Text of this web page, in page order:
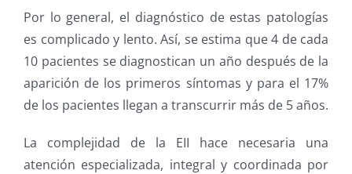
Por lo general, el diagnóstico de estas patologías
es complicado y lento. Así, se estima que 4 de cada
10 pacientes se diagnostican un año después de la
aparición de los primeros síntomas y para el 17%
de los pacientes llegan a transcurrir más de 5 años.
La complejidad de la EII hace necesaria una
atención especializada, integral y coordinada por